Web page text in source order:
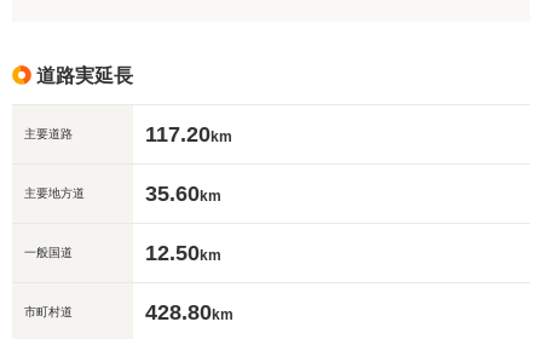
道路実延長
主要道路 117.20km
主要地方道 35.60km
一般国道 12.50km
市町村道 428.80km